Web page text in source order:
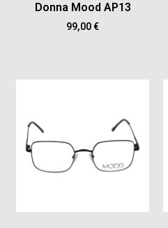
Donna Mood AP13
99,00€